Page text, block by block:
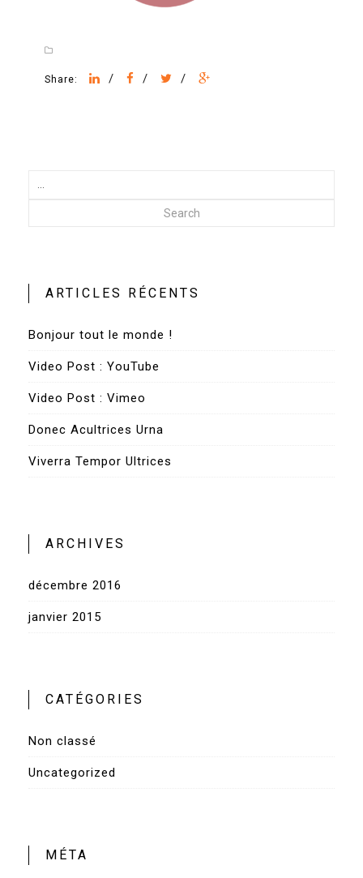
Share: / / /
Search
ARTICLES RÉCENTS
Bonjour tout le monde !
Video Post : YouTube
Video Post : Vimeo
Donec Acultrices Urna
Viverra Tempor Ultrices
ARCHIVES
décembre 2016
janvier 2015
CATÉGORIES
Non classé
Uncategorized
MÉTA